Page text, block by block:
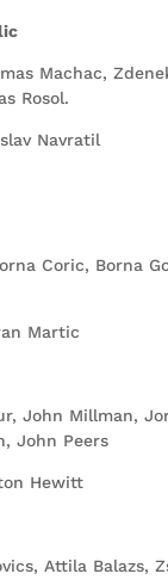
Machac,
Rosol.
Navratil
Coric, Borna
Martic
John Millman,
John Peers
Hewitt
Attila Balazs,